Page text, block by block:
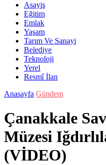
Asayiş
Eğitim
Emlak
Yaşam
Tarım Ve Sanayi
Belediye
Teknoloji
Yerel
Resmî İlan
Anasayfa Gündem
Çanakkale
Müzesi
(VİDEO)